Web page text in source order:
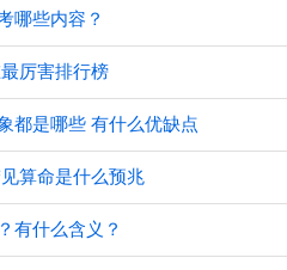
哪些内容？
厉害排行榜
都是哪些 有什么优缺点
算命是什么预兆
有什么含义？